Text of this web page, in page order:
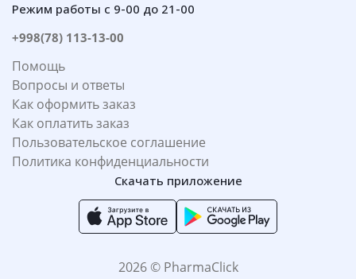
Режим работы с 9-00 до 21-00
+998(78) 113-13-00
Помощь
Вопросы и ответы
Как оформить заказ
Как оплатить заказ
Пользовательское соглашение
Политика конфиденциальности
Скачать приложение
2026 © PharmaClick